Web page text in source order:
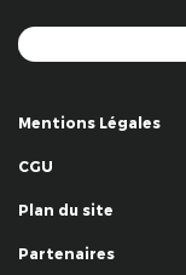
Mentions Légales
CGU
Plan du site
Partenaires